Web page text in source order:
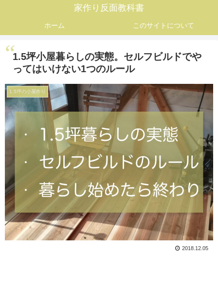
家作り反面教科書
ホーム このサイトについて
1.5坪小屋暮らしの実態。セルフビルドでや
ってはいけない1つのルール
1.5坪の小屋作り
2018.12.05